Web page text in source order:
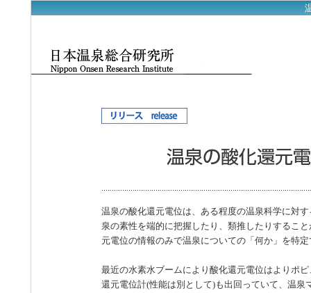
温泉の酸化還元電位は、ある程度の温泉科学に対
泉の素性を端的に把握したり、類推したりするこ
元電位の情報のみで温泉についての「何か」を特
最近の水素水ブームにより酸化還元電位はよりポ
還元電位計(性能は別として)も出回っていて、温